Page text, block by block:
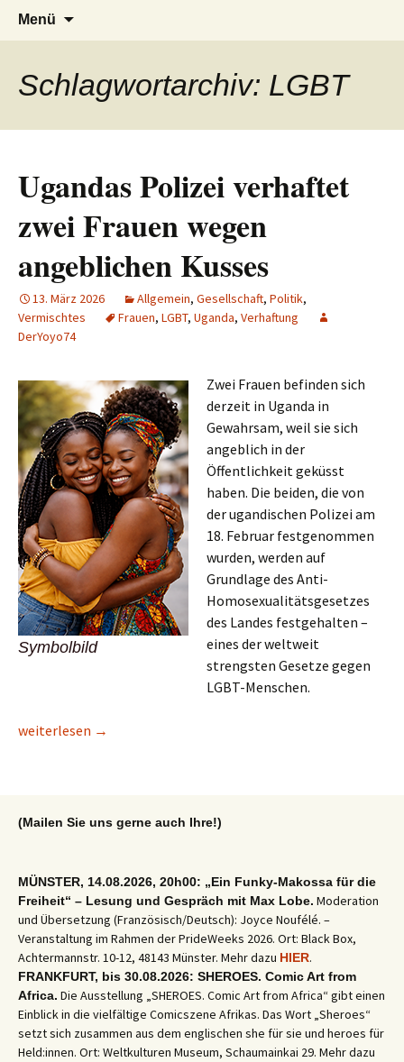
ZumAFRICA live
Seit 1998: Aktuelles aus und mit Bezug
zu Afrika
Menü
Schlagwortarchiv: LGBT
Ugandas Polizei verhaftet
zwei Frauen wegen
angeblichen Kusses
13. März 2026 Allgemein, Gesellschaft, Politik,
Vermischtes
Frauen, LGBT, Uganda, Verhaftung
DerYoyo74
Symbolbild
Zwei Frauen befinden sich
derzeit in Uganda in
Gewahrsam, weil sie sich
angeblich in der
Öffentlichkeit geküsst
haben. Die beiden, die von
der ugandischen Polizei am
18. Februar festgenommen
wurden, werden auf
Grundlage des Anti-
Homosexualitätsgesetzes
des Landes festgehalten –
eines der weltweit
strengsten Gesetze gegen
LGBT-Menschen.
Ugandas Polizei verhaftet zwei Frauen wegen angeblichen
weiterlesen →
(Mailen Sie uns gerne auch Ihre!)
MÜNSTER, 14.08.2026, 20h00: „Ein Funky-Makossa für die
Freiheit“ – Lesung und Gespräch mit Max Lobe. Moderation
und Übersetzung (Französisch/Deutsch): Joyce Noufélé. –
Veranstaltung im Rahmen der PrideWeeks 2026. Ort: Black Box,
Achtermannstr. 10-12, 48143 Münster. Mehr dazu HIER.
FRANKFURT, bis 30.08.2026: SHEROES. Comic Art from
Africa. Die Ausstellung „SHEROES. Comic Art from Africa“ gibt einen
Einblick in die vielfältige Comicszene Afrikas. Das Wort „Sheroes“
setzt sich zusammen aus dem englischen she für sie und heroes für
Held:innen. Ort: Weltkulturen Museum, Schaumainkai 29. Mehr dazu